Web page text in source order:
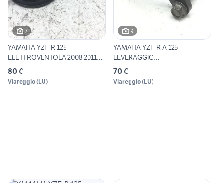
7
YAMAHA YZF-R 125
ELETTROVENTOLA 2008 2011
RE061
80 €
Viareggio(LU)
9
YAMAHA YZF-R A 125
LEVERAGGIO
AMMORTIZZATORE POSTE
70 €
Viareggio(LU)